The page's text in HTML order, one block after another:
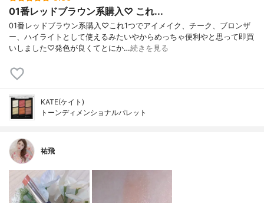
01番レッドブラウン系購入♡ これ...
01番レッドブラウン系購入♡これ1つでアイメイク、チーク、ブロンザ
ー、ハイライトとして使えるみたいやからめっちゃ便利やと思って即買
いしました♡発色が良くてとにか…続きを見る
KATE(ケイト)
トーンディメンショナルパレット
祐飛